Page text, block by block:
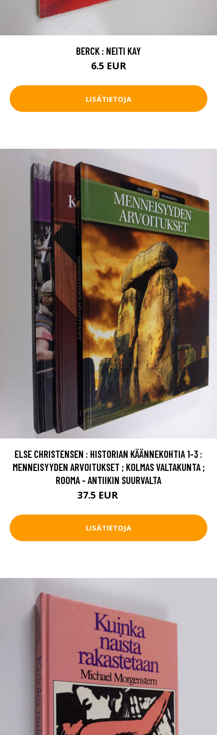
BERCK : NEITI KAY
6.5 EUR
LISÄTIETOJA
ELSE CHRISTENSEN : HISTORIAN KÄÄNNEKOHTIA 1-3 :
MENNEISYYDEN ARVOITUKSET ; KOLMAS VALTAKUNTA ;
ROOMA - ANTIIKIN SUURVALTA
37.5 EUR
LISÄTIETOJA